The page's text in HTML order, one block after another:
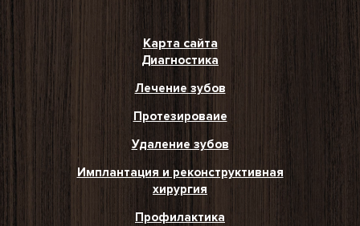
Карта сайта
Диагностика
Лечение зубов
Протезироваие
Удаление зубов
Имплантация и реконструктивная
хирургия
Профилактика